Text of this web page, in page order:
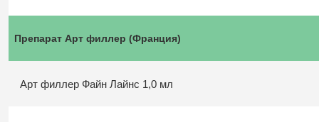
Препарат Арт филлер (Франция)
Арт филлер Файн Лайнс 1,0 мл